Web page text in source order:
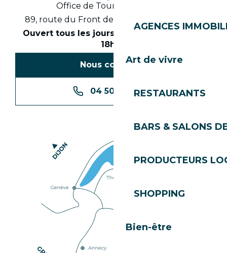
AGENCES
Art de vivre
RESTAURANTS
BARS & SALONS
PRODUCTEURS
SHOPPING
Bien-être
Office de Tourisme des Gets
89, route du Front de Neige 74260 Les Gets
Ouvert tous les jours en saison de 8h30 à
18h30
Nous contacter
04 50 74 74 74